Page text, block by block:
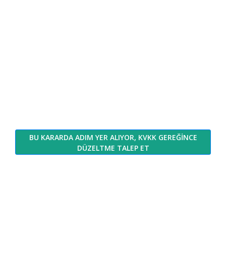
BU KARARDA ADIM YER ALIYOR, KVKK GEREĞİNCE
DÜZELTME TALEP ET